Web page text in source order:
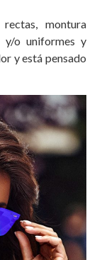
montura
y/o uniformes y
y está pensado